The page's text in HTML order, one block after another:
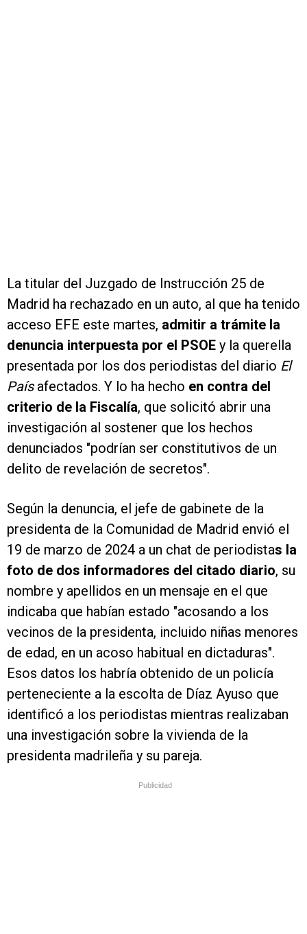
La titular del Juzgado de Instrucción 25 de
Madrid ha rechazado en un auto, al que ha tenido
acceso EFE este martes, admitir a trámite la
denuncia interpuesta por el PSOE y la querella
presentada por los dos periodistas del diario El
Paísafectados. Y lo ha hecho en contra del
criterio de la Fiscalía, que solicitó abrir una
investigación al sostener que los hechos
denunciados "podrían ser constitutivos de un
delito de revelación de secretos".
Según la denuncia, el jefe de gabinete de la
presidenta de la Comunidad de Madrid envió el
19 de marzo de 2024 a un chat de periodistas la
foto de dos informadores del citado diario, su
nombre y apellidos en un mensaje en el que
indicaba que habían estado "acosando a los
vecinos de la presidenta, incluido niñas menores
de edad, en un acoso habitual en dictaduras".
Esos datos los habría obtenido de un policía
perteneciente a la escolta de Díaz Ayuso que
identificó a los periodistas mientras realizaban
una investigación sobre la vivienda de la
presidenta madrileña y su pareja.
Publicidad